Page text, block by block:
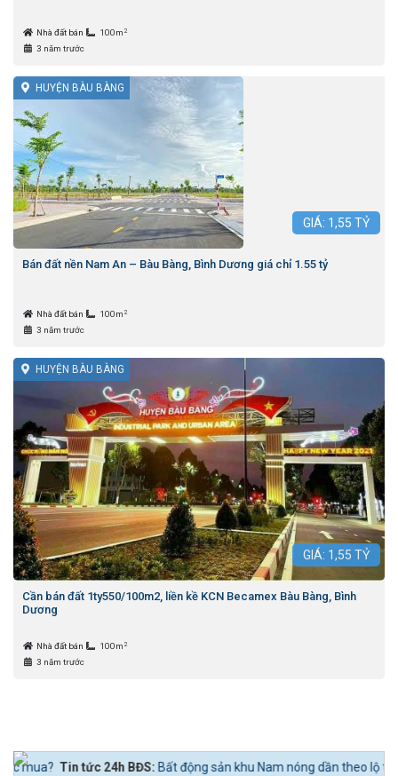
Nhà đất bán 100m 2
3 năm trước
HUYỆN BÀU BÀNG
GIÁ: 1,55 TỶ
Bán đất nền Nam An – Bàu Bàng, Bình Dương giá chỉ 1.55 tỷ
Nhà đất bán 100m 2
3 năm trước
HUYỆN BÀU BÀNG
GIÁ: 1,55 TỶ
Cần bán đất 1ty550/100m2, liền kề KCN Becamex Bàu Bàng, Bình
Dương
Nhà đất bán 100m 2
3 năm trước
24h BĐS:Bất động sản khu Nam nóng dần theo lộ trình lên quận Nhà